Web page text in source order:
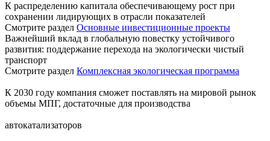
К распределению капитала обеспечивающему рост при
сохранении лидирующих в отрасли показателей
Смотрите раздел Основные инвестиционные проекты
Важнейший вклад в глобальную повестку устойчивого
развития: поддержание перехода на экологически чистый
транспорт
Смотрите раздел Комплексная экологическая программа
К 2030 году компания сможет поставлять на мировой рынок
объемы МПГ, достаточные для производства
автокатализаторов